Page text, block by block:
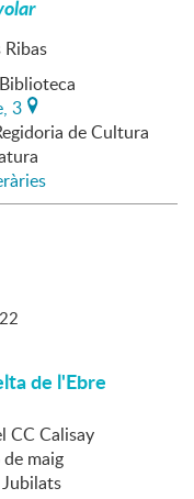
3
de Cultura
de l'Ebre
CC Calisay
maig